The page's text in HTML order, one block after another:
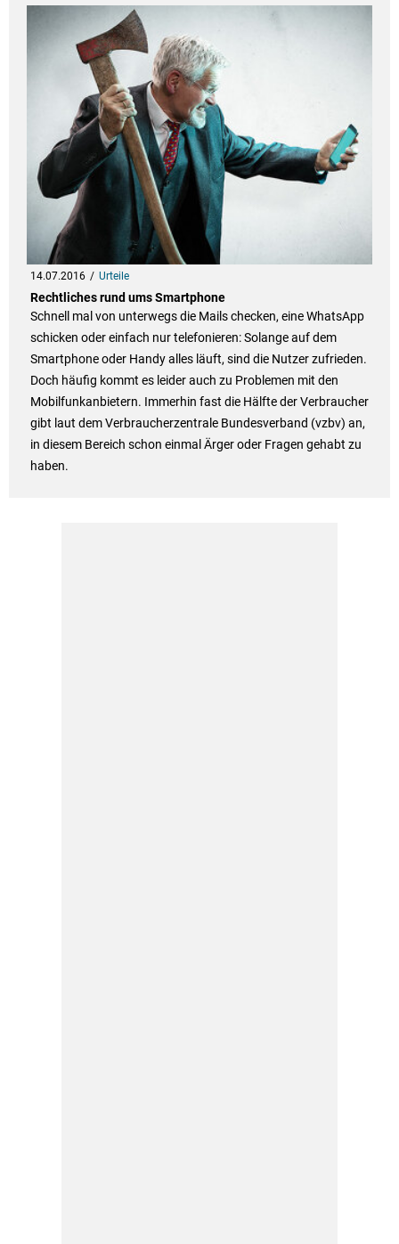
14.07.2016 Urteile
Rechtliches rund ums Smartphone
Schnell mal von unterwegs die Mails checken, eine WhatsApp
schicken oder einfach nur telefonieren: Solange auf dem
Smartphone oder Handy alles läuft, sind die Nutzer zufrieden.
Doch häufig kommt es leider auch zu Problemen mit den
Mobilfunkanbietern. Immerhin fast die Hälfte der Verbraucher
gibt laut dem Verbraucherzentrale Bundesverband (vzbv) an,
in diesem Bereich schon einmal Ärger oder Fragen gehabt zu
haben.